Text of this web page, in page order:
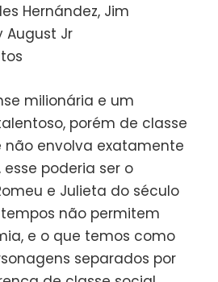
Hernández, Jim
August Jr
milionária e um
porém de classe
não envolva exatamente
poderia ser o
e Julieta do século
tempos não permitem
e o que temos como
separados por